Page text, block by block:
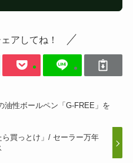
アしてね！
油性ボールペン「G-FREE」を
買っとけ」/ セーラー万年